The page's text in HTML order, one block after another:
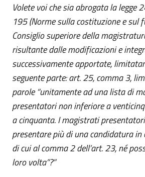
Volete voi che sia abrogata la legge
195 (Norme sulla costituzione e sul
Consiglio superiore della
risultante dalle modificazioni e
successivamente apportate,
seguente parte: art. 25, comma 3,
parole “unitamente ad una lista di
presentatori non inferiore a
a cinquanta. I magistrati
presentare più di una candidatura in
di cui al comma 2 dell’art. 23, né
loro volta”?”